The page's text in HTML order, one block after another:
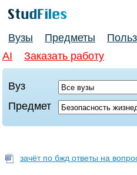
Вузы Предметы
AI
Заказать работу
Вуз
Предмет
зачёт по бжд ответы на